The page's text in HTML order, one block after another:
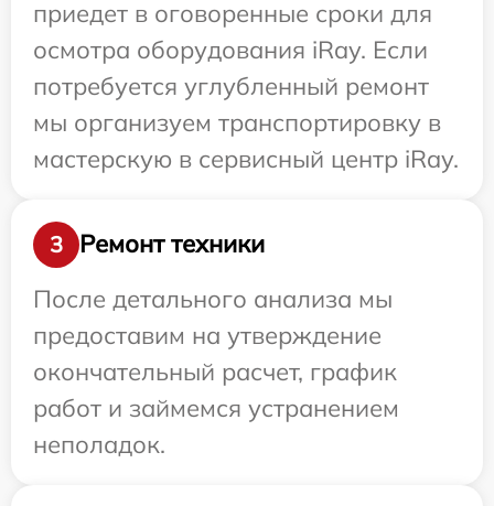
приедет в оговоренные сроки для
осмотра оборудования iRay. Если
потребуется углубленный ремонт
мы организуем транспортировку в
мастерскую в сервисный центр iRay.
3
Ремонт техники
После детального анализа мы
предоставим на утверждение
окончательный расчет, график
работ и займемся устранением
неполадок.